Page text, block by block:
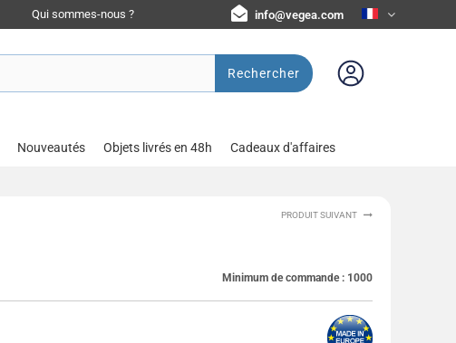
Qui sommes-nous ? info@vegea.com
Rechercher
Nouveautés Objets livrés en 48h Cadeaux d'affaires
PRODUIT SUIVANT
Minimum de commande : 1000